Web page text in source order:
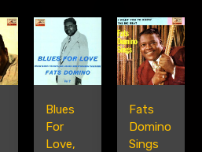
Blues
For
Love,
Fats
Domino
Sings